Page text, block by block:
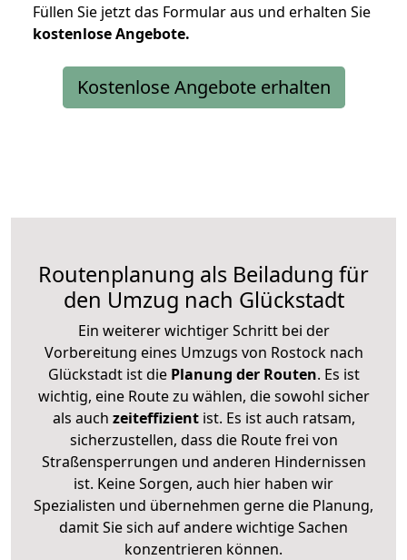
Füllen Sie jetzt das Formular aus und erhalten Sie
kostenloseAngebote.
Kostenlose Angebote erhalten
Routenplanung als Beiladung für
den Umzug nach Glückstadt
Ein weiterer wichtiger Schritt bei der
Vorbereitung eines Umzugs von Rostock nach
Glückstadt ist diePlanung der Routen. Es ist
wichtig, eine Route zu wählen, die sowohl sicher
als auch zeiteffizientist. Es ist auch ratsam,
sicherzustellen, dass die Route frei von
Straßensperrungen und anderen Hindernissen
ist. Keine Sorgen, auch hier haben wir
Spezialisten und übernehmen gerne die Planung,
damit Sie sich auf andere wichtige Sachen
konzentrieren können.